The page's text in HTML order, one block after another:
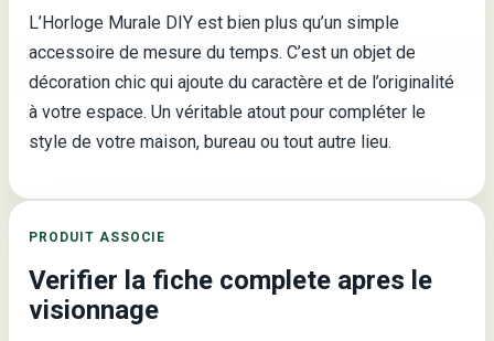
L’Horloge Murale DIY est bien plus qu’un simple
accessoire de mesure du temps. C’est un objet de
décoration chic qui ajoute du caractère et de l’originalité
à votre espace. Un véritable atout pour compléter le
style de votre maison, bureau ou tout autre lieu.
PRODUIT ASSOCIE
Verifier la fiche complete apres le
visionnage